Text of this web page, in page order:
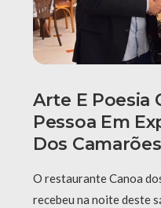
Arte E Poesia
Pessoa Em
Dos Camarões
O restaurante Canoa
recebeu na noite deste